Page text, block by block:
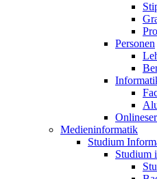
Personen
Medieninformatik
Studium
Studium